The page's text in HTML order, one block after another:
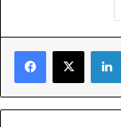
Facebook
X